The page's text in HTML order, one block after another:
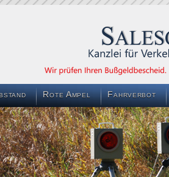
Rote Ampel Fahrverbot